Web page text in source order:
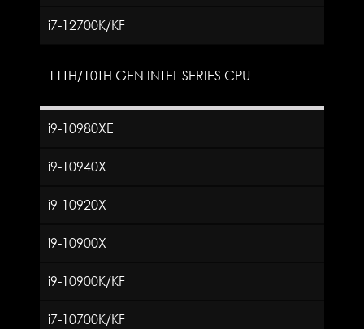
i7-12700K/KF
11TH/10TH GEN INTEL SERIES CPU
i9-10980XE
i9-10940X
i9-10920X
i9-10900X
i9-10900K/KF
i7-10700K/KF